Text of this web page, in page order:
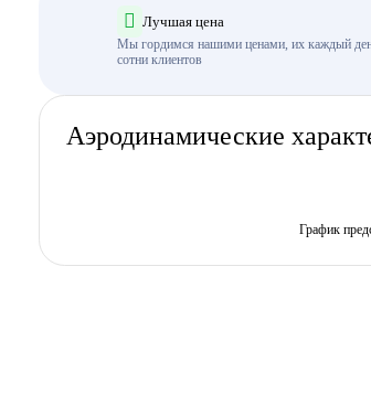
Лучшая цена
Мы гордимся нашими ценами, их каждый
сотни клиентов
Аэродинамические
График